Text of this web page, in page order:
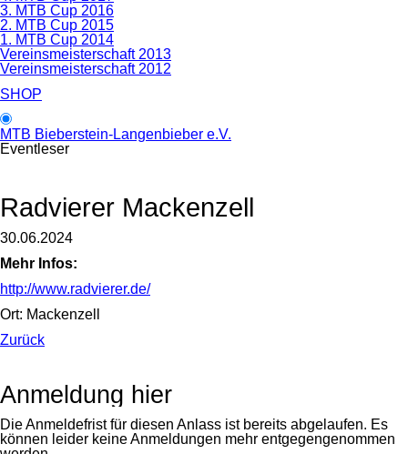
3. MTB Cup 2016
2. MTB Cup 2015
1. MTB Cup 2014
Vereinsmeisterschaft 2013
Vereinsmeisterschaft 2012
SHOP
MTB Bieberstein-Langenbieber e.V.
Eventleser
Radvierer Mackenzell
30.06.2024
Mehr Infos:
http://www.radvierer.de/
Ort: Mackenzell
Zurück
Anmeldung hier
Die Anmeldefrist für diesen Anlass ist bereits abgelaufen. Es
können leider keine Anmeldungen mehr entgegengenommen